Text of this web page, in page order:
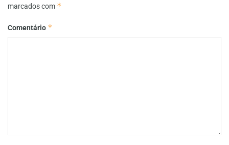
marcados com *
Comentário *